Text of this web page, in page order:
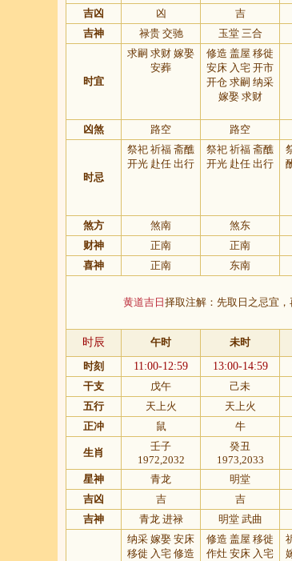
吉凶
凶 吉
吉神
禄贵 交驰 玉堂 三合
时宜
求嗣 求财 嫁娶
安葬
修造 盖屋 移徙
安床 入宅 开市
开仓 求嗣 纳采
嫁娶 求财
凶煞 路空 路空
时忌
祭祀 祈福 斋醮
开光 赴任 出行
祭祀 祈福 斋醮
开光 赴任 出行
煞方 煞南 煞东
财神
正南 正南
喜神
正南 东南
黄道吉日 择取注解：先取日之忌宜
时辰 午时 未时
时刻
11:00-12:59 13:00-14:59
干支
戊午 己未
五行
天上火 天上火
正冲
鼠 牛
生肖
壬子
1972,2032
癸丑
1973,2033
星神
青龙 明堂
吉凶
吉 吉
吉神
青龙 进禄 明堂 武曲
纳采 嫁娶 安床
移徙 入宅 修造
修造 盖屋 移徙
作灶 安床 入宅